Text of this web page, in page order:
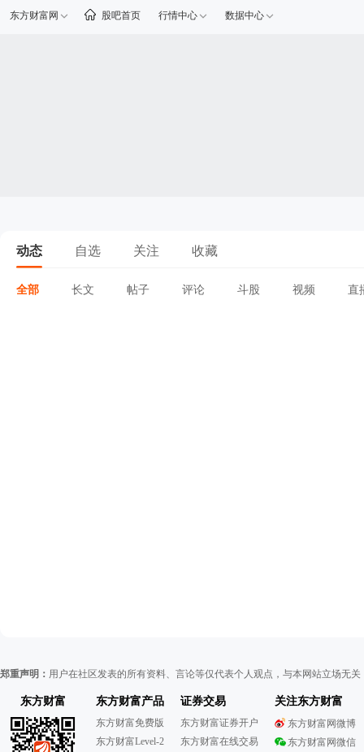
东方财富网 股吧首页 行情中心 数据中心
动态 自选 关注 收藏
全部 长文 帖子 评论 斗股 视频 直
郑重声明： 用户在社区发表的所有资料、言论等仅代表个人观点，与本网站立场无
东方财富 东方财富产品
东方财富免费版
东方财富Level-2
证券交易
东方财富证券开户
东方财富在线交易
关注东方财富
东方财富网微博
东方财富网微信